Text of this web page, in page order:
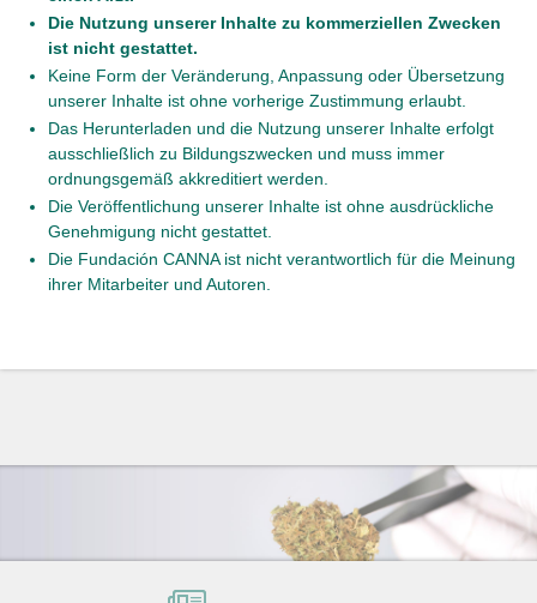
Die Nutzung unserer Inhalte zu kommerziellen Zwecken
ist nicht gestattet.
Keine Form der Veränderung, Anpassung oder Übersetzung
unserer Inhalte ist ohne vorherige Zustimmung erlaubt.
Das Herunterladen und die Nutzung unserer Inhalte erfolgt
ausschließlich zu Bildungszwecken und muss immer
ordnungsgemäß akkreditiert werden.
Die Veröffentlichung unserer Inhalte ist ohne ausdrückliche
Genehmigung nicht gestattet.
Die Fundación CANNA ist nicht verantwortlich für die Meinung
ihrer Mitarbeiter und Autoren.